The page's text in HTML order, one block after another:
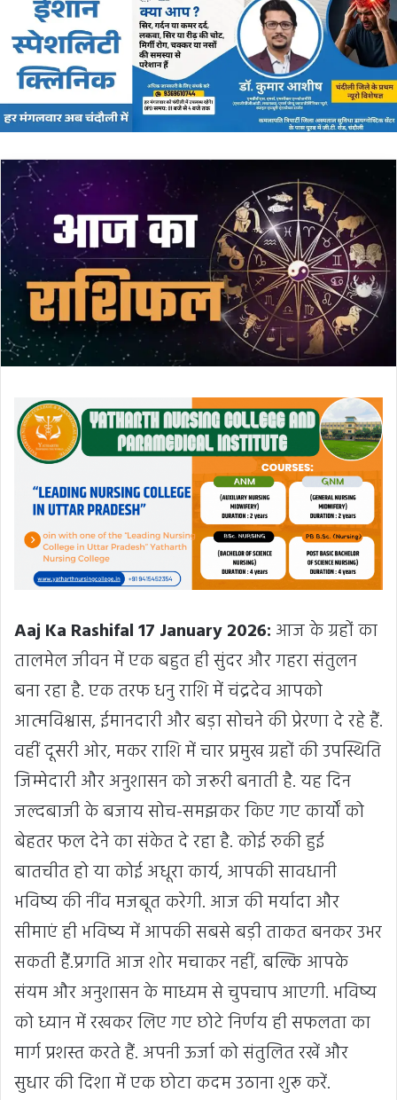
Aaj Ka Rashifal 17 January 2026: आज के ग्रहों का
तालमेल जीवन में एक बहुत ही सुंदर और गहरा संतुलन
बना रहा है. एक तरफ धनु राशि में चंद्रदेव आपको
आत्मविश्वास, ईमानदारी और बड़ा सोचने की प्रेरणा दे रहे हैं.
वहीं दूसरी ओर, मकर राशि में चार प्रमुख ग्रहों की उपस्थिति
जिम्मेदारी और अनुशासन को जरूरी बनाती है. यह दिन
जल्दबाजी के बजाय सोच-समझकर किए गए कार्यों को
बेहतर फल देने का संकेत दे रहा है. कोई रुकी हुई
बातचीत हो या कोई अधूरा कार्य, आपकी सावधानी
भविष्य की नींव मजबूत करेगी. आज की मर्यादा और
सीमाएं ही भविष्य में आपकी सबसे बड़ी ताकत बनकर उभर
सकती हैं.प्रगति आज शोर मचाकर नहीं, बल्कि आपके
संयम और अनुशासन के माध्यम से चुपचाप आएगी. भविष्य
को ध्यान में रखकर लिए गए छोटे निर्णय ही सफलता का
मार्ग प्रशस्त करते हैं. अपनी ऊर्जा को संतुलित रखें और
सुधार की दिशा में एक छोटा कदम उठाना शुरू करें.